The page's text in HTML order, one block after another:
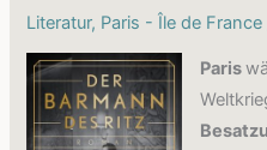
Literatur, Paris - Île de France
Paris